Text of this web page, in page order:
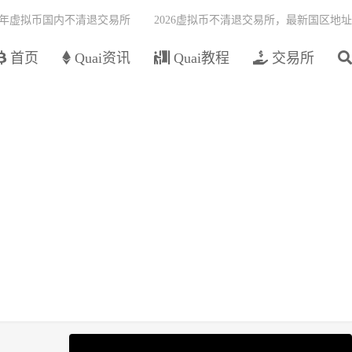
首页 Quai资讯 Quai教程 交易所
虚拟币国内不清退交易所 2026虚拟币不清退交易所，最新国区地址